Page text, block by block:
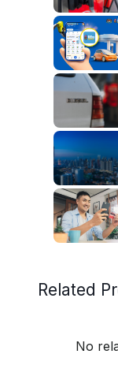
Related
No